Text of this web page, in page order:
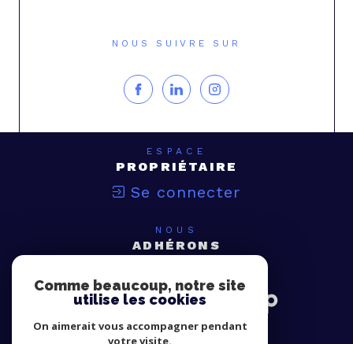
NOUS SUIVRE SUR
ESPACE
PROPRIÉTAIRE
Se connecter
NOUS
ADHÉRONS
Comme beaucoup, notre site
utilise les cookies
On aimerait vous accompagner pendant
votre visite.